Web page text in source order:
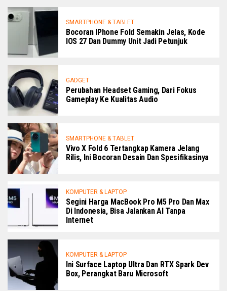
SMARTPHONE & TABLET
Bocoran IPhone Fold Semakin Jelas, Kode
IOS 27 Dan Dummy Unit Jadi Petunjuk
GADGET
Perubahan Headset Gaming, Dari Fokus
Gameplay Ke Kualitas Audio
SMARTPHONE & TABLET
Vivo X Fold 6 Tertangkap Kamera Jelang
Rilis, Ini Bocoran Desain Dan Spesifikasinya
KOMPUTER & LAPTOP
Segini Harga MacBook Pro M5 Pro Dan Max
Di Indonesia, Bisa Jalankan AI Tanpa
Internet
KOMPUTER & LAPTOP
Ini Surface Laptop Ultra Dan RTX Spark Dev
Box, Perangkat Baru Microsoft